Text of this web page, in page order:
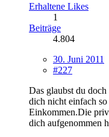
Erhaltene Likes
1
Beiträge
4.804
30. Juni 2011
#227
Das glaubst du
dich nicht einfach so
Einkommen.Die
dich aufgenommen